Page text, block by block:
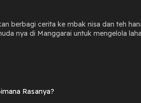
berbagi cerita ke mbak nisa dan teh
untuk mengelola lahan pertanian.. Inisiatif kak Lian
ketahanan pangan desa
bagi kondisi pangan di berbagai
untuk mengembangkan
kawan kawannya gigih dan
juga gak dengan cerita kak Lian??
Rasanya?